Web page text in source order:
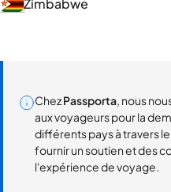
Zimbabwe
ChezPassporta, nous
aux voyageurs pour la
différents pays à travers
fournir un soutien et des
l'expérience de voyage.